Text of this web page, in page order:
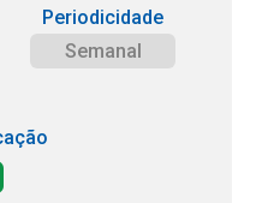
Periodicidade
Semanal